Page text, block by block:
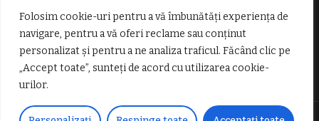
Folosim cookie-uri pentru a vă îmbunătăți experiența de
navigare, pentru a vă oferi reclame sau conținut
personalizat și pentru a ne analiza traficul. Făcând clic pe
„Accept toate”, sunteți de acord cu utilizarea cookie-
urilor.
TERMENI SI CONDITII DE UTILIZARE
INFORMATII DESPRE COOKIES
DESPRE NOI
PUBLICITATE